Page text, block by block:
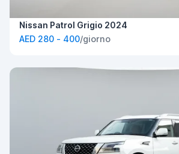
Nissan Patrol Grigio 2024
AED 280 - 400/giorno